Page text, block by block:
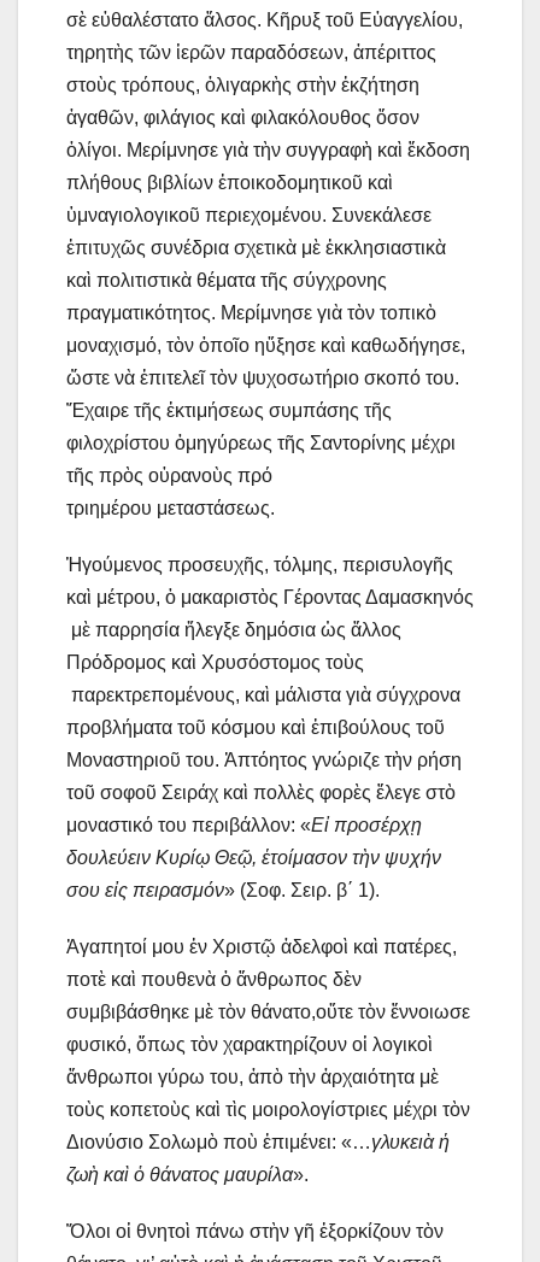
σὲ εὐθαλέστατο ἄλσος. Κῆρυξ τοῦ Εὐαγγελίου,
τηρητὴς τῶν ἱερῶν παραδόσεων, ἀπέριττος
στοὺς τρόπους, ὀλιγαρκὴς στὴν ἐκζήτηση
ἀγαθῶν, φιλάγιος καὶ φιλακόλουθος ὅσον
ὀλίγοι. Μερίμνησε γιὰ τὴν συγγραφὴ καὶ ἔκδοση
πλήθους βιβλίων ἐποικοδομητικοῦ καὶ
ὑμναγιολογικοῦ περιεχομένου. Συνεκάλεσε
ἐπιτυχῶς συνέδρια σχετικὰ μὲ ἐκκλησιαστικὰ
καὶ πολιτιστικὰ θέματα τῆς σύγχρονης
πραγματικότητος. Μερίμνησε γιὰ τὸν τοπικὸ
μοναχισμό, τὸν ὁποῖο ηὔξησε καὶ καθωδήγησε,
ὥστε νὰ ἐπιτελεῖ τὸν ψυχοσωτήριο σκοπό του.
Ἔχαιρε τῆς ἐκτιμήσεως συμπάσης τῆς
φιλοχρίστου ὁμηγύρεως τῆς Σαντορίνης μέχρι
τῆς πρὸς οὐρανοὺς πρό
τριημέρου μεταστάσεως.
​Ἡγούμενος προσευχῆς, τόλμης, περισυλογῆς
καὶ μέτρου, ὁ μακαριστὸς Γέροντας Δαμασκηνός
μὲ παρρησία ἤλεγξε δημόσια ὡς ἄλλος
Πρόδρομος καὶ Χρυσόστομος τοὺς
παρεκτρεπομένους, καὶ μάλιστα γιὰ σύγχρονα
προβλήματα τοῦ κόσμου καὶ ἐπιβούλους τοῦ
Μοναστηριοῦ του. Ἀπτόητος γνώριζε τὴν ρήση
τοῦ σοφοῦ Σειράχ καὶ πολλὲς φορὲς ἔλεγε στὸ
μοναστικό του περιβάλλον: «Εἰ προσέρχῃ
δουλεύειν Κυρίῳ Θεῷ, ἑτοίμασον τὴν ψυχήν
σου εἰς πειρασμόν» (Σοφ. Σειρ. β΄ 1).
Ἀγαπητοί μου ἐν Χριστῷ ἀδελφοὶ καὶ πατέρες,
ποτὲ καὶ πουθενὰ ὁ ἄνθρωπος δὲν
συμβιβάσθηκε μὲ τὸν θάνατο,οὔτε τὸν ἔννοιωσε
φυσικό, ὅπως τὸν χαρακτηρίζουν οἱ λογικοὶ
ἄνθρωποι γύρω του, ἀπὸ τὴν ἀρχαιότητα μὲ
τοὺς κοπετοὺς καὶ τὶς μοιρολογίστριες μέχρι τὸν
Διονύσιο Σολωμὸ ποὺ ἐπιμένει: «…γλυκειὰ ἡ
ζωὴ καὶ ὁ θάνατος μαυρίλα».
Ὅλοι οἱ θνητοὶ πάνω στὴν γῆ ἐξορκίζουν τὸν